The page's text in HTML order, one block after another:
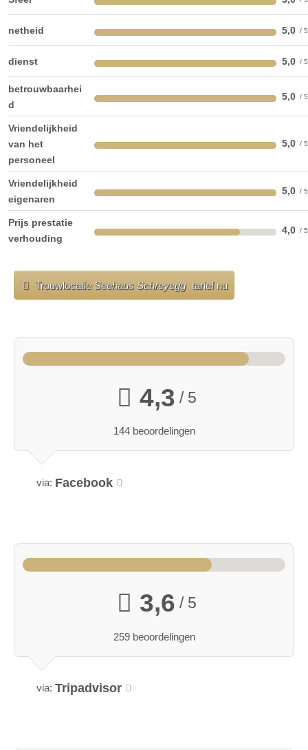
Ruimte voor agape laatste renovatie
Video
brochure Facebook Instagram
Landingsplatform voor helikopters
meer documenten
netheid 5,0
dienst 5,0
betrouwbaarhei
d
5,0
Vriendelijkheid
van het
personeel
5,0
Vriendelijkheid
eigenaren
5,0
Prijs prestatie
verhouding
4,0
TrouwlocatieSeehaus Schreyegg tarief nu
4,3 / 5
144 beoordelingen
via: Facebook
3,6 / 5
259 beoordelingen
via: Tripadvisor